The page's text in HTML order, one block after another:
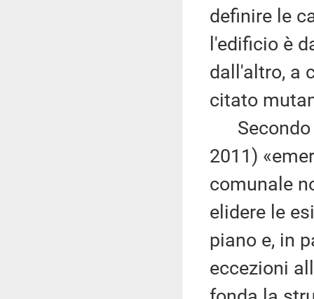
definire le
l'edificio è
dall'altro, a
citato
Secondo
2011)
comunale
elidere le
piano e, in
eccezioni